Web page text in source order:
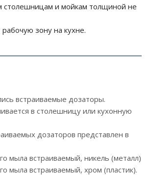
столешницам и мойкам толщиной не
зону на кухне.
встраиваемые дозаторы.
в столешницу или кухонную
дозаторов представлен в
мыла встраиваемый, никель (металл)
мыла встраиваемый, хром (пластик).